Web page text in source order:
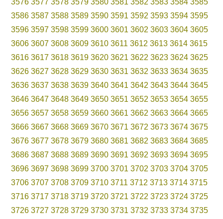
3576 3577 3578 3579 3580 3581 3582 3583 3584 3585
3586 3587 3588 3589 3590 3591 3592 3593 3594 3595
3596 3597 3598 3599 3600 3601 3602 3603 3604 3605
3606 3607 3608 3609 3610 3611 3612 3613 3614 3615
3616 3617 3618 3619 3620 3621 3622 3623 3624 3625
3626 3627 3628 3629 3630 3631 3632 3633 3634 3635
3636 3637 3638 3639 3640 3641 3642 3643 3644 3645
3646 3647 3648 3649 3650 3651 3652 3653 3654 3655
3656 3657 3658 3659 3660 3661 3662 3663 3664 3665
3666 3667 3668 3669 3670 3671 3672 3673 3674 3675
3676 3677 3678 3679 3680 3681 3682 3683 3684 3685
3686 3687 3688 3689 3690 3691 3692 3693 3694 3695
3696 3697 3698 3699 3700 3701 3702 3703 3704 3705
3706 3707 3708 3709 3710 3711 3712 3713 3714 3715
3716 3717 3718 3719 3720 3721 3722 3723 3724 3725
3726 3727 3728 3729 3730 3731 3732 3733 3734 3735